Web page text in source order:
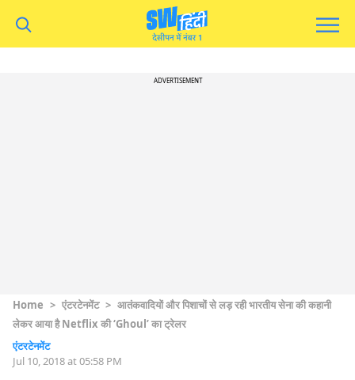
ADVERTISEMENT
Home > एंटरटेनमेंट > आतंकवादियों और पिशाचों से लड़ रही भारतीय सेना की कहानी
लेकर आया है Netflix की ‘Ghoul’ का ट्रेलर
एंटरटेनमेंट
Jul 10, 2018 at 05:58 PM